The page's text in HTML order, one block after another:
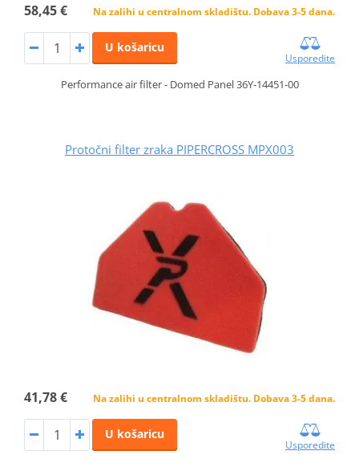
58,45 € Na zalihi u centralnom skladištu. Dobava 3-5 dana.
U košaricu
Usporedite
Performance air filter - Domed Panel 36Y-14451-00
Protočni filter zraka PIPERCROSS MPX003
41,78 € Na zalihi u centralnom skladištu. Dobava 3-5 dana.
U košaricu
Usporedite